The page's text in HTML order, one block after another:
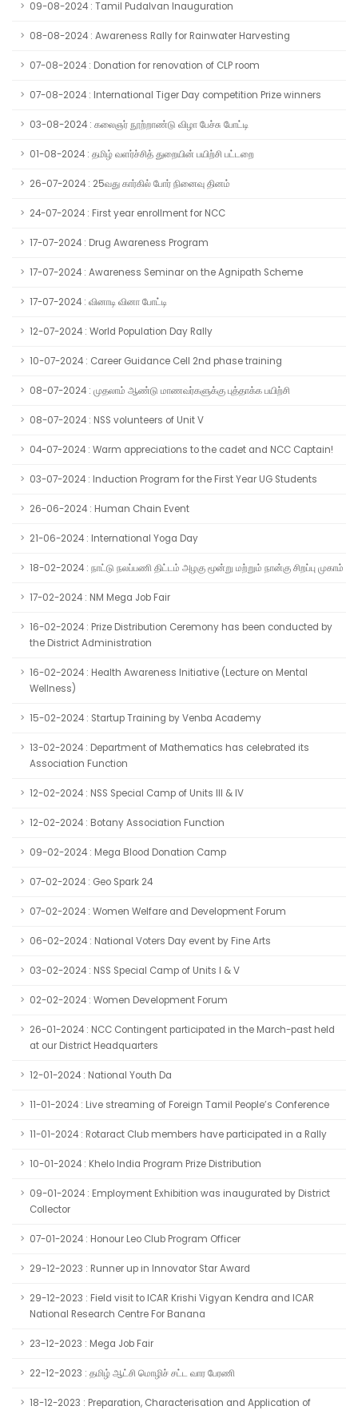
09-08-2024 : Tamil Pudalvan Inauguration
08-08-2024 : Awareness Rally for Rainwater Harvesting
07-08-2024 : Donation for renovation of CLP room
07-08-2024 : International Tiger Day competition Prize winners
03-08-2024 : கலைஞர் நூற்றாண்டு விழா பேச்சு போட்டி
01-08-2024 : தமிழ் வளர்ச்சித் துறையின் பயிற்சி பட்டறை
26-07-2024 : 25வது கார்கில் போர் நினைவு தினம்
24-07-2024 : First year enrollment for NCC
17-07-2024 : Drug Awareness Program
17-07-2024 : Awareness Seminar on the Agnipath Scheme
17-07-2024 : வினாடி வினா போட்டி
12-07-2024 : World Population Day Rally
10-07-2024 : Career Guidance Cell 2nd phase training
08-07-2024 : முதலாம் ஆண்டு மாணவர்களுக்கு புத்தாக்க பயிற்சி
08-07-2024 : NSS volunteers of Unit V
04-07-2024 : Warm appreciations to the cadet and NCC Captain!
03-07-2024 : Induction Program for the First Year UG Students
26-06-2024 : Human Chain Event
21-06-2024 : International Yoga Day
18-02-2024 : நாட்டு நலப்பணி திட்டம் அழகு மூன்று மற்றும் நான்கு சிறப்பு முகாம்
17-02-2024 : NM Mega Job Fair
16-02-2024 : Prize Distribution Ceremony has been conducted by
the District Administration
16-02-2024 : Health Awareness Initiative (Lecture on Mental
Wellness)
15-02-2024 : Startup Training by Venba Academy
13-02-2024 : Department of Mathematics has celebrated its
Association Function
12-02-2024 : NSS Special Camp of Units III & IV
12-02-2024 : Botany Association Function
09-02-2024 : Mega Blood Donation Camp
07-02-2024 : Geo Spark 24
07-02-2024 : Women Welfare and Development Forum
06-02-2024 : National Voters Day event by Fine Arts
03-02-2024 : NSS Special Camp of Units I & V
02-02-2024 : Women Development Forum
26-01-2024 : NCC Contingent participated in the March-past held
at our District Headquarters
12-01-2024 : National Youth Da
11-01-2024 : Live streaming of Foreign Tamil People’s Conference
11-01-2024 : Rotaract Club members have participated in a Rally
10-01-2024 : Khelo India Program Prize Distribution
09-01-2024 : Employment Exhibition was inaugurated by District
Collector
07-01-2024 : Honour Leo Club Program Officer
29-12-2023 : Runner up in Innovator Star Award
29-12-2023 : Field visit to ICAR Krishi Vigyan Kendra and ICAR
National Research Centre For Banana
23-12-2023 : Mega Job Fair
22-12-2023 : தமிழ் ஆட்சி மொழிச் சட்ட வார பேரணி
18-12-2023 : Preparation, Characterisation and Application of